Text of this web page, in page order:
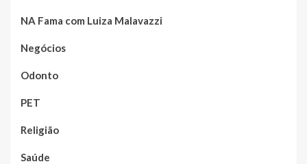
NA Fama com Luiza Malavazzi
Negócios
Odonto
PET
Religião
Saúde